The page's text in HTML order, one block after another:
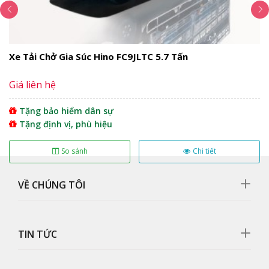
Ngoại thất
Cụm đèn pha
Gương chiếu hậu
Mặt galang
Nội thất
Bảng điều khiển trung tâm
Hộc chứa đồ
Ghế ngồi
Động cơ
Nên mua xe tải Hino FC9JNTC 5T2 chở Pallet
Thông số kỹ thuật
Xe Tải Chở Gia Súc Hino FC9JLTC 5.7 Tấn
Giá liên hệ
Tặng bảo hiểm dân sự
Tặng định vị, phù hiệu
So sánh Chi tiết
VỀ CHÚNG TÔI
TIN TỨC